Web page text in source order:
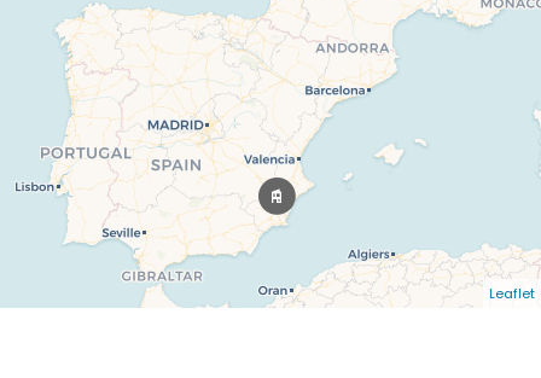
Leaflet